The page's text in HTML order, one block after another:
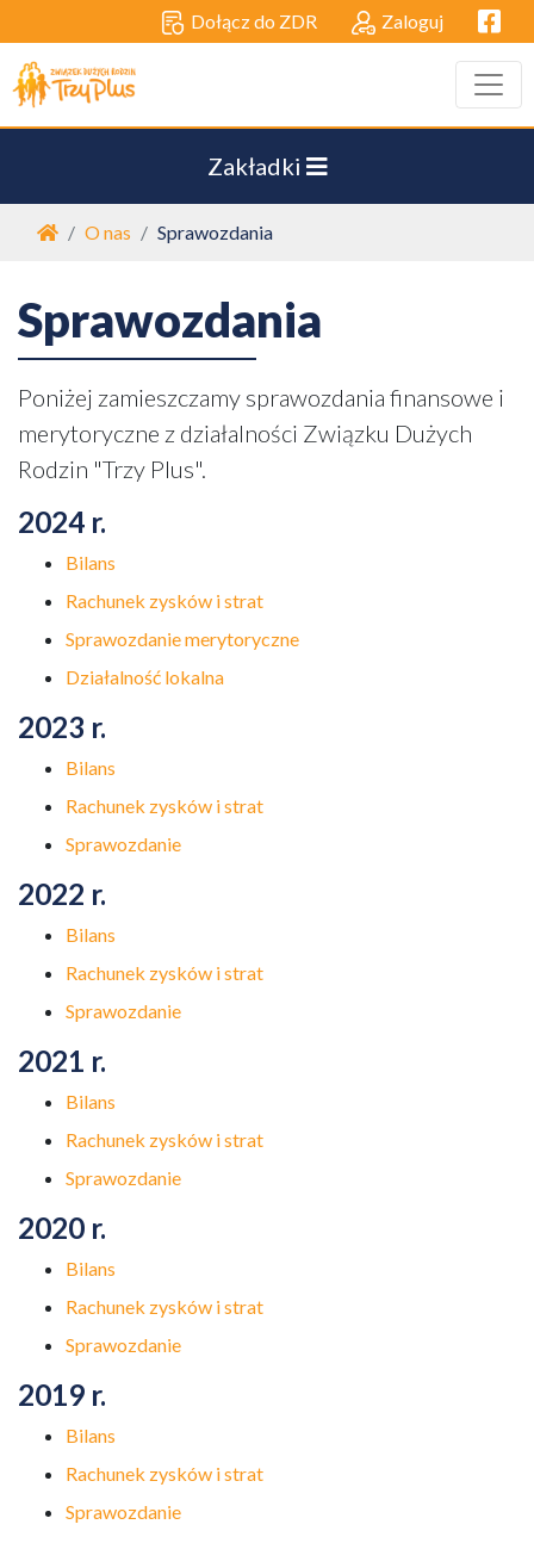
Dołącz do ZDR Zaloguj
Zakładki
Strona główna
O nas Sprawozdania
Sprawozdania
Poniżej zamieszczamy sprawozdania finansowe i
merytoryczne z działalności Związku Dużych
Rodzin "Trzy Plus".
2024 r.
Bilans
Rachunek zysków i strat
Sprawozdanie merytoryczne
Działalność lokalna
2023 r.
Bilans
Rachunek zysków i strat
Sprawozdanie
2022 r.
Bilans
Rachunek zysków i strat
Sprawozdanie
2021 r.
Bilans
Rachunek zysków i strat
Sprawozdanie
2020 r.
Bilans
Rachunek zysków i strat
Sprawozdanie
2019 r.
Bilans
Rachunek zysków i strat
Sprawozdanie